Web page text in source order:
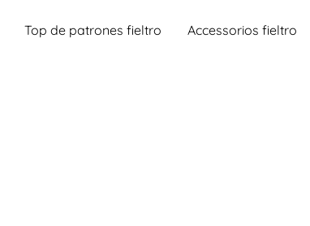
Top de patrones fieltro Accessorios fieltro